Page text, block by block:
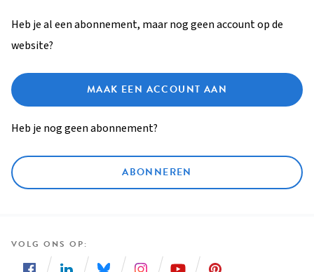
Heb je al een abonnement, maar nog geen account op de
website?
MAAK EEN ACCOUNT AAN
Heb je nog geen abonnement?
ABONNEREN
VOLG ONS OP